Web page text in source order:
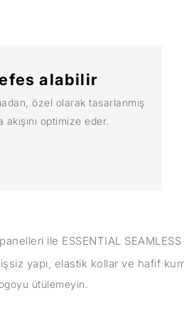
alabilir
özel olarak tasarlanmış
optimize eder.
ile ESSENTIAL
yapı, elastik kollar ve hafif
ütülemeyin.